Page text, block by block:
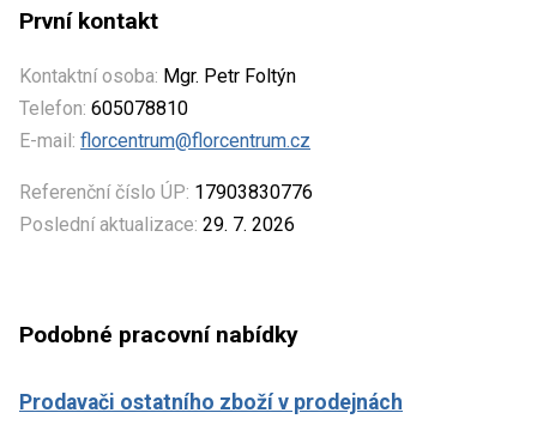
První kontakt
Kontaktní osoba: Mgr. Petr Foltýn
Telefon: 605078810
E-mail: florcentrum@florcentrum.cz
Referenční číslo ÚP: 17903830776
Poslední aktualizace: 29. 7. 2026
Podobné pracovní nabídky
Prodavači ostatního zboží v prodejnách